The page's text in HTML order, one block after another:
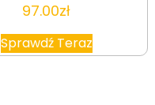
97.00zł
Sprawdź Teraz